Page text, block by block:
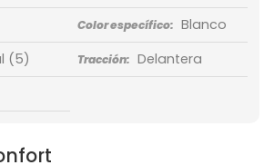
Color específico: Blanco
(5) Tracción: Delantera